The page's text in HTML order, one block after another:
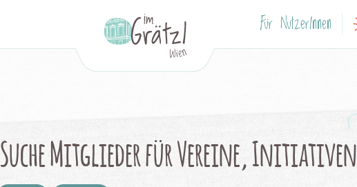
Für NutzerInnen
Suche Mitglieder für Vereine, Initiativen